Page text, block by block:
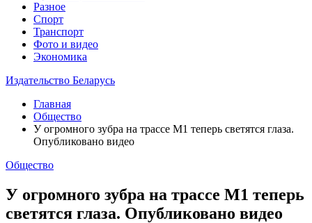
Разное
Спорт
Транспорт
Фото и видео
Экономика
Издательство Беларусь
Главная
Общество
У огромного зубра на трассе М1 теперь светятся глаза.
Опубликовано видео
Общество
У огромного зубра на трассе М1 теперь
светятся глаза. Опубликовано видео